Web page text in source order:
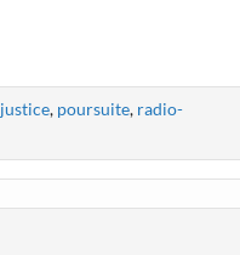
justice, poursuite, radio-